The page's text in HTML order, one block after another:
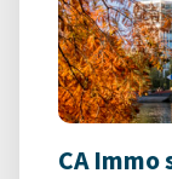
CA